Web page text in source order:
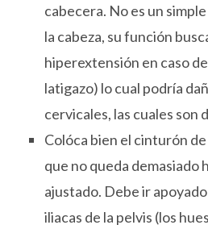
cabecera. No es un
la cabeza, su función
hiperextensión en caso
latigazo) lo cual podría
cervicales, las cuales son
Colóca bien el cinturón
que no queda demasiado
ajustado. Debe ir
iliacas de la pelvis (los